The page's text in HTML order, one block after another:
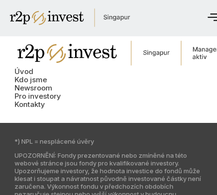
Kdo jsme
Česky
Globální web
Úvod
Kdo jsme
Newsroom
Pro investory
Kontakty
*) NPL = nesplácené úvěry
UPOZORNĚNÍ: Fondy prezentované nebo zmíněné na této
webové stránce jsou fondy pro kvalifikované investory.
Upozorňujeme investory, že hodnota investice do fondů může
klesat i stoupat a návratnost původně investované částky není
zaručena. Výkonnost fondu v předchozích obdobích